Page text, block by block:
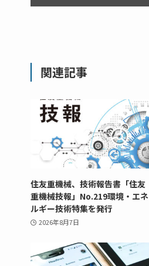
関連記事
住友重機械、技術報告書「住友
重機械技報」No.219環境・エネ
ルギー技術特集を発行
2026年8月7日